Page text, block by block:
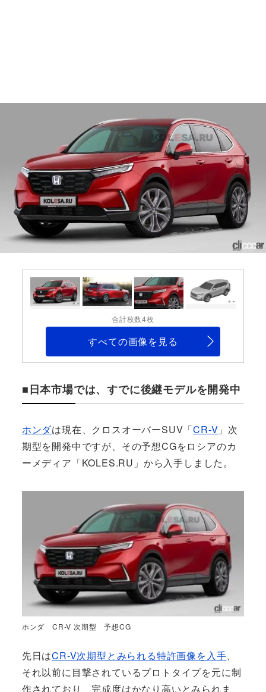
合計枚数4枚
すべての画像を見る
■日本市場では、すでに後継モデルを開発中
ホンダは現在、クロスオーバーSUV「CR-V 」次
期型を開発中ですが、その予想CGをロシアのカ
ーメディア「KOLES.RU」から入手しました。
ホンダ CR-V 次期型 予想CG
先日はCR-V次期型とみられる特許画像を入手、
それ以前に目撃されているプロトタイプを元に制
作されており、完成度はかなり高いとみられま